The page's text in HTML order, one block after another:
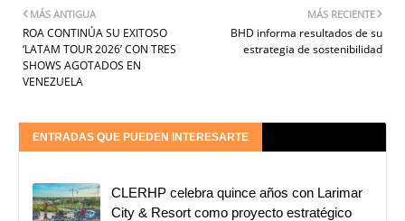
MÁS RECIENTE
BHD informa resultados de su
estrategia de sostenibilidad
MÁS ANTIGUA
ROA CONTINÚA SU EXITOSO
‘LATAM TOUR 2026’ CON TRES
SHOWS AGOTADOS EN
VENEZUELA
ENTRADAS QUE PUEDEN INTERESARTE
CLERHP celebra quince años con Larimar
City & Resort como proyecto estratégico